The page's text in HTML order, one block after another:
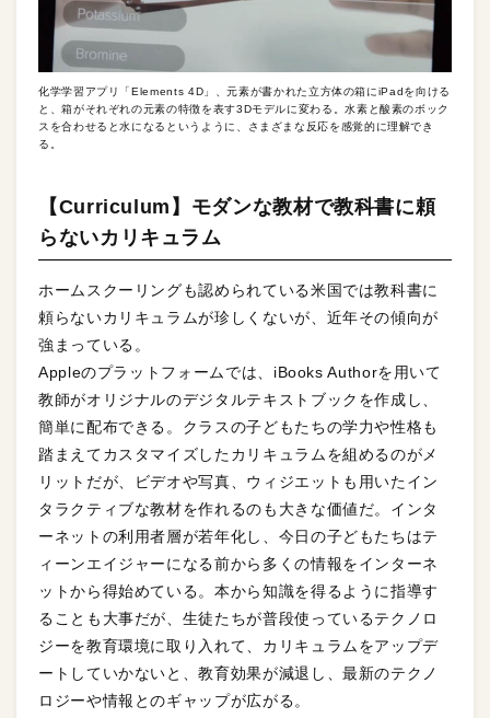
化学学習アプリ「Elements 4D」、元素が書かれた立方体の箱にiPadを向ける
と、箱がそれぞれの元素の特徴を表す3Dモデルに変わる。水素と酸素のボック
スを合わせると水になるというように、さまざまな反応を感覚的に理解でき
る。
【Curriculum】モダンな教材で教科書に頼
らないカリキュラム
ホームスクーリングも認められている米国では教科書に
頼らないカリキュラムが珍しくないが、近年その傾向が
強まっている。
Appleのプラットフォームでは、iBooks Authorを用いて
教師がオリジナルのデジタルテキストブックを作成し、
簡単に配布できる。クラスの子どもたちの学力や性格も
踏まえてカスタマイズしたカリキュラムを組めるのがメ
リットだが、ビデオや写真、ウィジエットも用いたイン
タラクティブな教材を作れるのも大きな価値だ。インタ
ーネットの利用者層が若年化し、今日の子どもたちはテ
ィーンエイジャーになる前から多くの情報をインターネ
ットから得始めている。本から知識を得るように指導す
ることも大事だが、生徒たちが普段使っているテクノロ
ジーを教育環境に取り入れて、カリキュラムをアップデ
ートしていかないと、教育効果が減退し、最新のテクノ
ロジーや情報とのギャップが広がる。